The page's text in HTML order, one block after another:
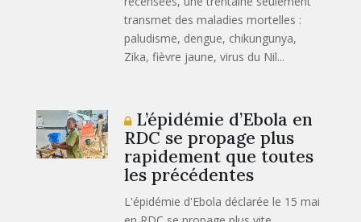
transmet des maladies mortelles :
paludisme, dengue, chikungunya,
Zika, fièvre jaune, virus du Nil...
L’épidémie d’Ebola en
RDC se propage plus
rapidement que toutes
les précédentes
L'épidémie d'Ebola déclarée le 15 mai